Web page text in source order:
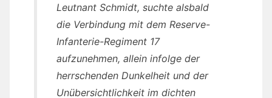
Leutnant Schmidt, suchte alsbald
die Verbindung mit dem Reserve-
Infanterie-Regiment 17
aufzunehmen, allein infolge der
herrschenden Dunkelheit und der
Unübersichtlichkeit im dichten